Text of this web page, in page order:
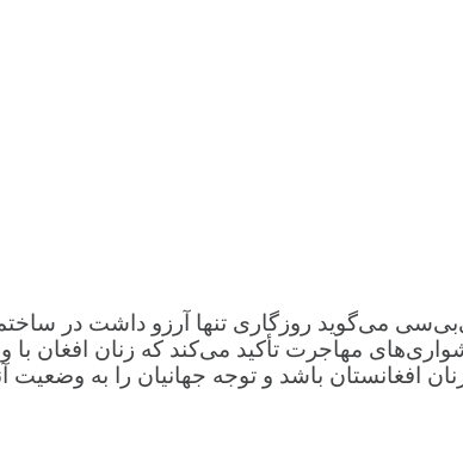
می‌گوید روزگاری تنها آرزو داشت در
مهاجرت تأکید می‌کند که زنان افغان با
افغانستان باشد و توجه جهانیان را به وضعیت